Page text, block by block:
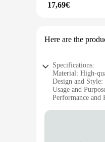
17,69€
Here are the
Specifications:
Material: High-
Design and
Usage and
Performance and
Parts and